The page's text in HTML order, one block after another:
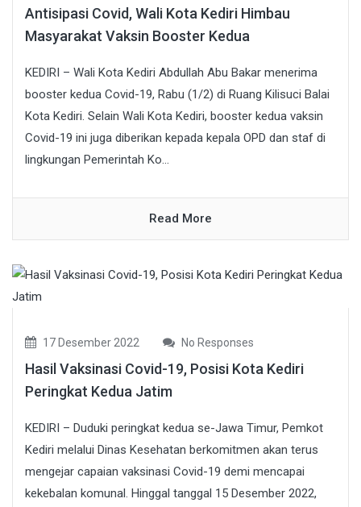
Antisipasi Covid, Wali Kota Kediri Himbau
Masyarakat Vaksin Booster Kedua
KEDIRI – Wali Kota Kediri Abdullah Abu Bakar menerima
booster kedua Covid-19, Rabu (1/2) di Ruang Kilisuci Balai
Kota Kediri. Selain Wali Kota Kediri, booster kedua vaksin
Covid-19 ini juga diberikan kepada kepala OPD dan staf di
lingkungan Pemerintah Ko...
Read More
17 Desember 2022 No Responses
Hasil Vaksinasi Covid-19, Posisi Kota Kediri
Peringkat Kedua Jatim
KEDIRI – Duduki peringkat kedua se-Jawa Timur, Pemkot
Kediri melalui Dinas Kesehatan berkomitmen akan terus
mengejar capaian vaksinasi Covid-19 demi mencapai
kekebalan komunal. Hinggal tanggal 15 Desember 2022,